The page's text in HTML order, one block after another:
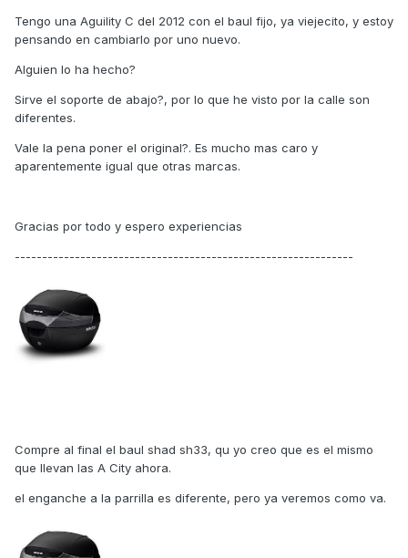
Tengo una Aguility C del 2012 con el baul fijo, ya viejecito, y estoy
pensando en cambiarlo por uno nuevo.
Alguien lo ha hecho?
Sirve el soporte de abajo?, por lo que he visto por la calle son
diferentes.
Vale la pena poner el original?. Es mucho mas caro y
aparentemente igual que otras marcas.
Gracias por todo y espero experiencias
--------------------------------------------------------------
Compre al final el baul shad sh33, qu yo creo que es el mismo
que llevan las A City ahora.
el enganche a la parrilla es diferente, pero ya veremos como va.